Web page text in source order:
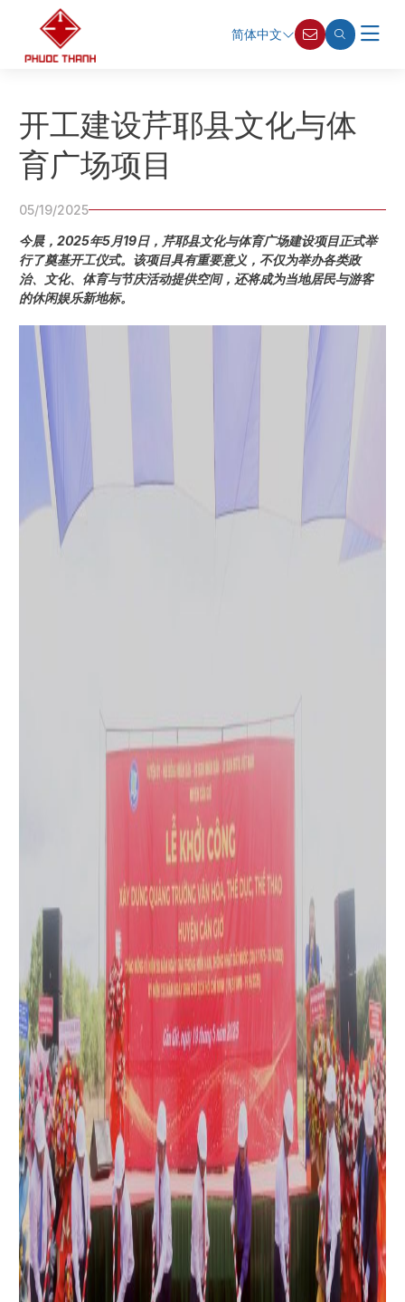
简体中文
开工建设芹耶县文化与体
育广场项目
05/19/2025
今晨，2025年5月19日，芹耶县文化与体育广场建设项目正式举
行了奠基开工仪式。该项目具有重要意义，不仅为举办各类政
治、文化、体育与节庆活动提供空间，还将成为当地居民与游客
的休闲娱乐新地标。